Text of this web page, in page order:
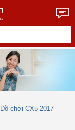
Đồ chơi CX5 2017